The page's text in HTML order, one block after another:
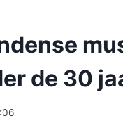
de 30